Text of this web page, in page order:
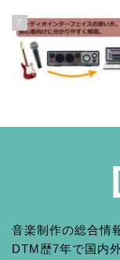
7
音楽制作の総合情
DTM歴7年で国内